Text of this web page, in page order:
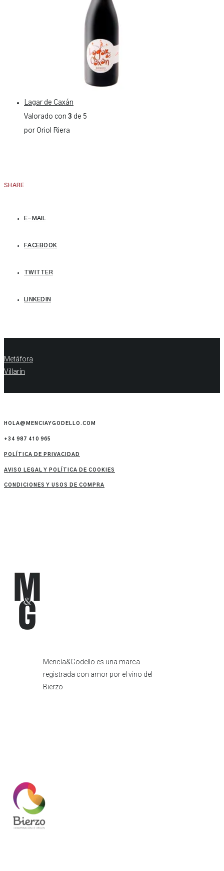
Lagar de Caxán
Valorado con 3 de 5
por Oriol Riera
SHARE
E-MAIL
FACEBOOK
TWITTER
LINKEDIN
Metáfora
Villarín
HOLA@MENCIAYGODELLO.COM
+34 987 410 965
POLÍTICA DE PRIVACIDAD
AVISO LEGAL Y POLÍTICA DE COOKIES
CONDICIONES Y USOS DE COMPRA
Mencía&Godello es una marca
registrada con amor por el vino del
Bierzo